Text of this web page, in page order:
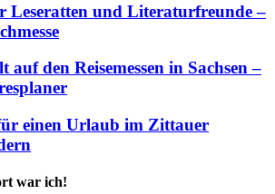
Leseratten und Literaturfreunde –
auf den Reisemessen in Sachsen –
einen Urlaub im Zittauer
war ich!